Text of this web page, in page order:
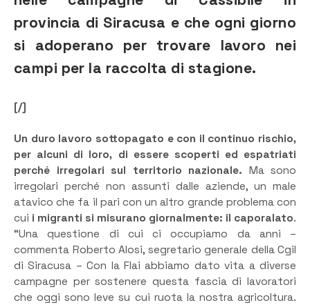
provincia di Siracusa e che ogni giorno
si adoperano per trovare lavoro nei
campi per la raccolta di stagione.
[/]
Un duro lavoro sottopagato e con il continuo rischio,
per alcuni di loro, di essere scoperti ed espatriati
perché irregolari sul territorio nazionale. Ma sono
irregolari perché non assunti dalle aziende, un male
atavico che fa il pari con un altro grande problema con
cui i migranti si misurano giornalmente: il caporalato.
“Una questione di cui ci occupiamo da anni –
commenta Roberto Alosi, segretario generale della Cgil
di Siracusa – Con la Flai abbiamo dato vita a diverse
campagne per sostenere questa fascia di lavoratori
che oggi sono leve su cui ruota la nostra agricoltura.